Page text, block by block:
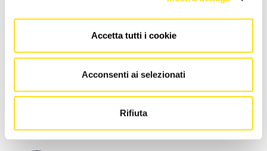
Accetta tutti i cookie
Acconsenti ai selezionati
Rifiuta
LE PIÙ RECENTI
POLITICA
chiusa”, Vaccarezza [...]
27 Maggio 2026